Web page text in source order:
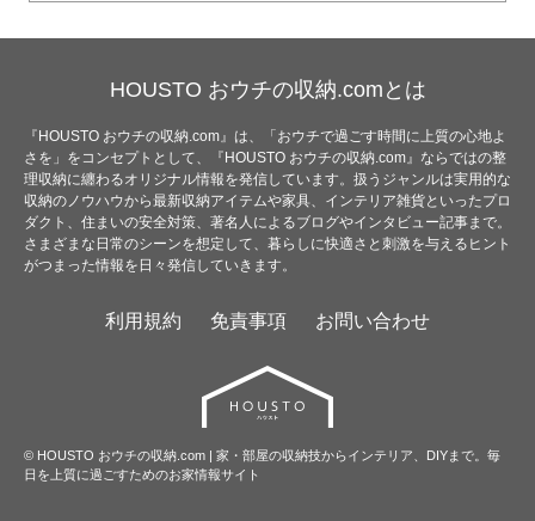
HOUSTO おウチの収納.comとは
『HOUSTO おウチの収納.com』は、「おウチで過ごす時間に上質の心地よ
さを」をコンセプトとして、『HOUSTO おウチの収納.com』ならではの整
理収納に纏わるオリジナル情報を発信しています。扱うジャンルは実用的な
収納のノウハウから最新収納アイテムや家具、インテリア雑貨といったプロ
ダクト、住まいの安全対策、著名人によるブログやインタビュー記事まで。
さまざまな日常のシーンを想定して、暮らしに快適さと刺激を与えるヒント
がつまった情報を日々発信していきます。
利用規約 免責事項 お問い合わせ
© HOUSTO おウチの収納.com | 家・部屋の収納技からインテリア、DIYまで。毎
日を上質に過ごすためのお家情報サイト